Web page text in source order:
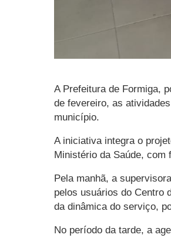
A Prefeitura de Formiga,
de fevereiro, as
município.
A iniciativa integra o
Ministério da Saúde, com
Pela manhã, a
pelos usuários do Centro
da dinâmica do serviço,
No período da tarde, a